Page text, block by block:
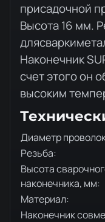
присадочной
Высота 16 мм.
Наконечник
счет этого он
высоким
Диаметр
Резьба:
Высота
наконечника, мм:
Материал:
Наконечник